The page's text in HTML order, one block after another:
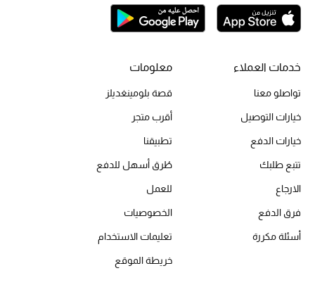
الأحذية الرجالية
أحذية للأطفال
أحذية مختارة
تسوقوا الأحذية
خدمات العملاء
تواصلو معنا
خيارات التوصيل
خيارات الدفع
تتبع طلبك
الارجاع
فرق الدفع
أسئلة مكررة
معلومات
قصة بلومينغديلز
أقرب متجر
تطبيقنا
طُرق أسهل للدفع
للعمل
الخصوصيات
تعليمات الاستخدام
خريطة الموقع